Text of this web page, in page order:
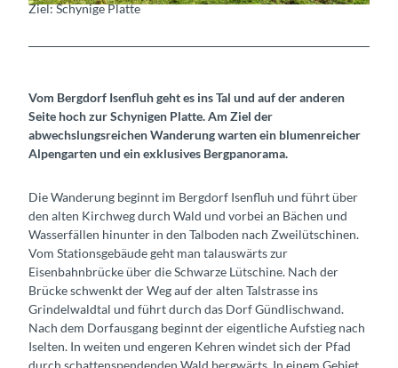
© MAMO Photography, Interlaken, Berner Wanderwege
Ziel: Schynige Platte
Vom Bergdorf Isenfluh geht es ins Tal und auf der anderen
Seite hoch zur Schynigen Platte. Am Ziel der
abwechslungsreichen Wanderung warten ein blumenreicher
Alpengarten und ein exklusives Bergpanorama.
Die Wanderung beginnt im Bergdorf Isenfluh und führt über
den alten Kirchweg durch Wald und vorbei an Bächen und
Wasserfällen hinunter in den Talboden nach Zweilütschinen.
Vom Stationsgebäude geht man talauswärts zur
Eisenbahnbrücke über die Schwarze Lütschine. Nach der
Brücke schwenkt der Weg auf der alten Talstrasse ins
Grindelwaldtal und führt durch das Dorf Gündlischwand.
Nach dem Dorfausgang beginnt der eigentliche Aufstieg nach
Iselten. In weiten und engeren Kehren windet sich der Pfad